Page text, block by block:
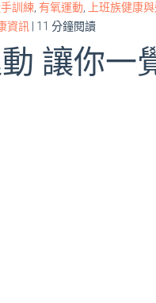
訓練 有氧運動
上班族健康
資訊 | 11 分鐘閱讀
讓你一